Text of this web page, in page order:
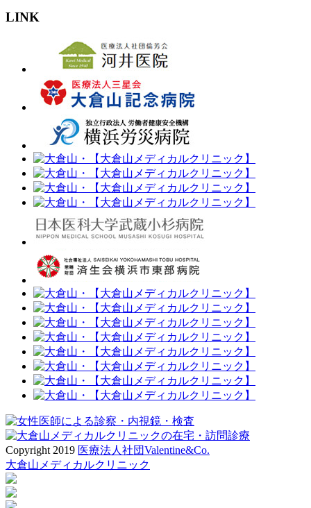
LINK
Copyright 2019 医療法人社団Valentine&Co.
大倉山メディカルクリニック